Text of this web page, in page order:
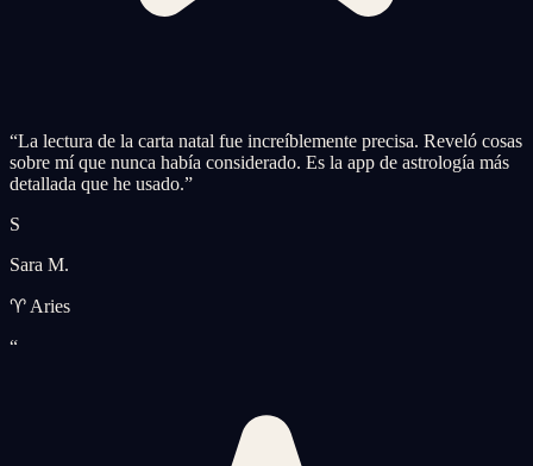
“La lectura de la carta natal fue increíblemente precisa. Reveló cosas
sobre mí que nunca había considerado. Es la app de astrología más
detallada que he usado.”
S
Sara M.
♈ Aries
“